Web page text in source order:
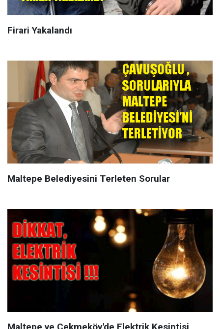
Firari Yakalandı
Maltepe Belediyesini Terleten Sorular